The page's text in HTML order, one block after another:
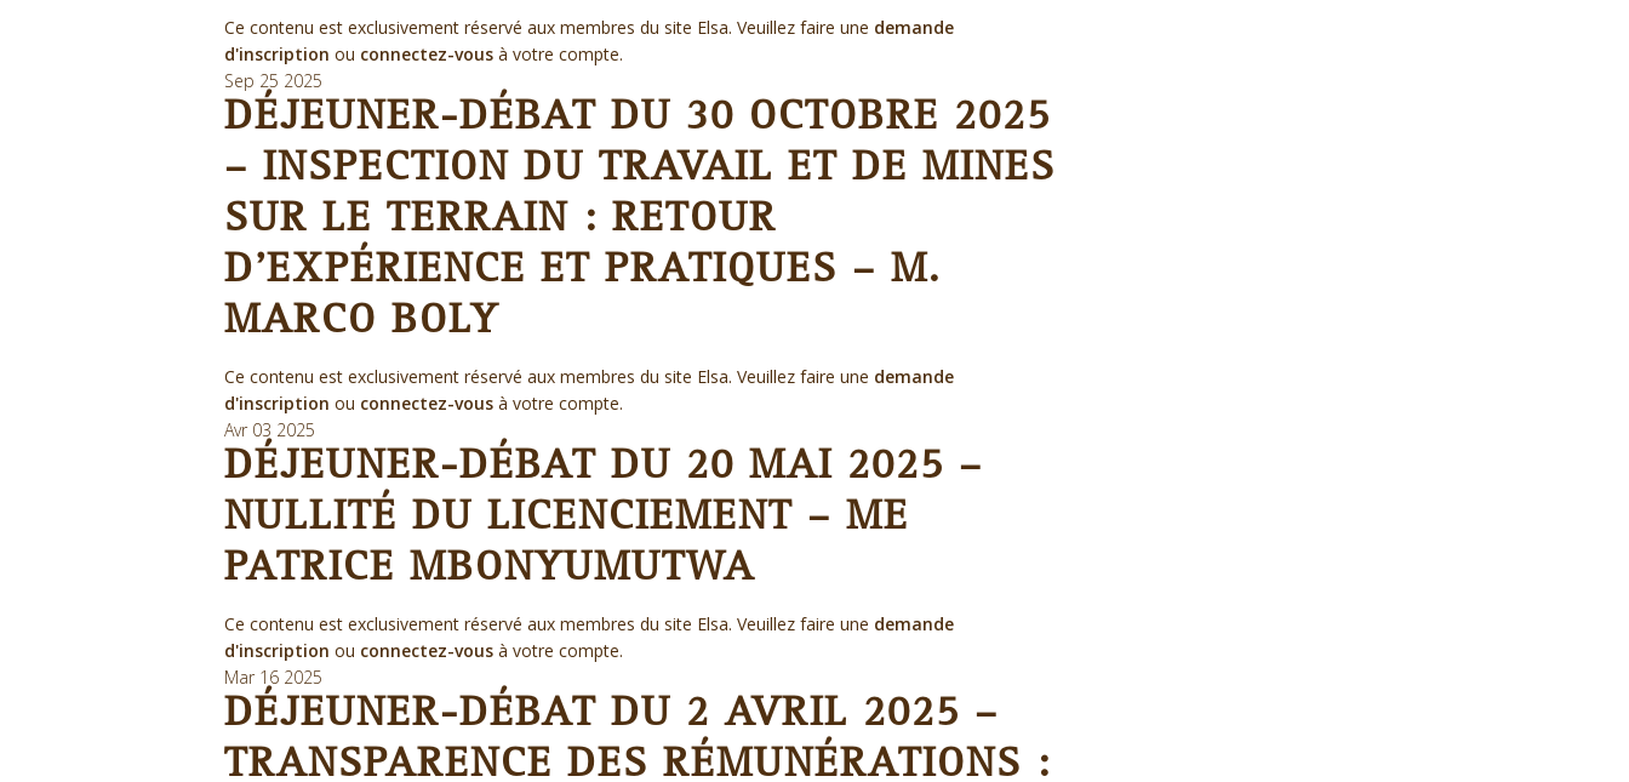
Ce contenu est exclusivement réservé aux membres du site Elsa. Veuillez faire une demande
d'inscription ou connectez-vous à votre compte.
Sep 25 2025
DÉJEUNER-DÉBAT DU 30 OCTOBRE 2025
– INSPECTION DU TRAVAIL ET DE MINES
SUR LE TERRAIN : RETOUR
D’EXPÉRIENCE ET PRATIQUES – M.
MARCO BOLY
Ce contenu est exclusivement réservé aux membres du site Elsa. Veuillez faire une demande
d'inscription ou connectez-vous à votre compte.
Avr 03 2025
DÉJEUNER-DÉBAT DU 20 MAI 2025 –
NULLITÉ DU LICENCIEMENT – ME
PATRICE MBONYUMUTWA
Ce contenu est exclusivement réservé aux membres du site Elsa. Veuillez faire une demande
d'inscription ou connectez-vous à votre compte.
Mar 16 2025
DÉJEUNER-DÉBAT DU 2 AVRIL 2025 –
TRANSPARENCE DES RÉMUNÉRATIONS :